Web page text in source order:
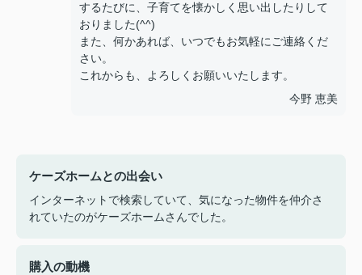
するたびに、子育てを懐かしく思い出したりして
おりました(^^)
また、何かあれば、いつでもお気軽にご連絡くだ
さい。
これからも、よろしくお願いいたします。
今野 恵美
ケーズホームとの出会い
インターネットで検索していて、気になった物件を仲介さ
れていたのがケーズホームさんでした。
購入の動機